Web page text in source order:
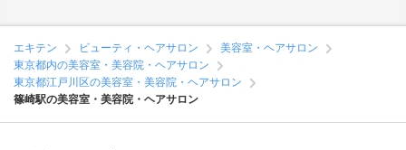
エキテン ビューティ・ヘアサロン
美容室・ヘアサロン
東京都内の美容室・美容院・ヘアサロン
東京都江戸川区の美容室・美容院・ヘアサロン
篠崎駅の美容室・美容院・ヘアサロン